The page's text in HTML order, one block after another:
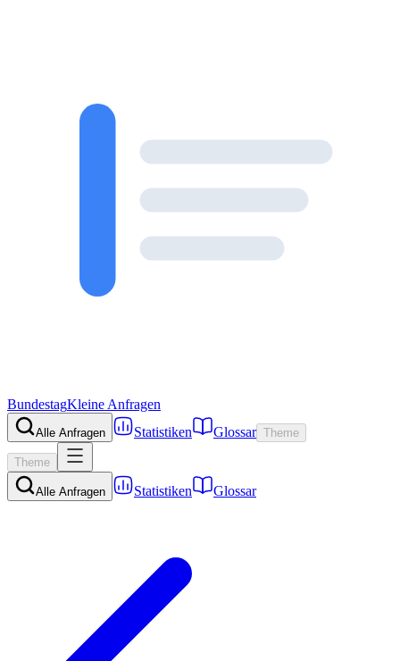
BundestagKleine Anfragen
Alle Anfragen Statistiken Glossar Theme
Theme
Alle Anfragen Statistiken Glossar